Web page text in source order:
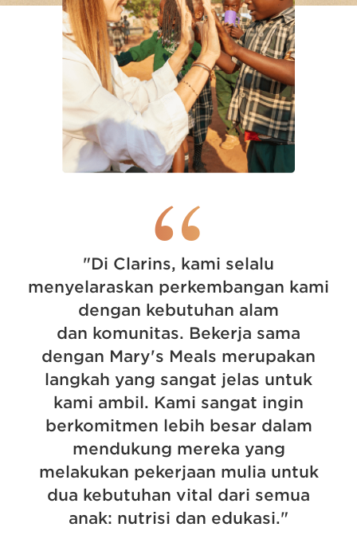
“
"Di Clarins, kami selalu
menyelaraskan perkembangan kami
dengan kebutuhan alam
dan komunitas. Bekerja sama
dengan Mary's Meals merupakan
langkah yang sangat jelas untuk
kami ambil. Kami sangat ingin
berkomitmen lebih besar dalam
mendukung mereka yang
melakukan pekerjaan mulia untuk
dua kebutuhan vital dari semua
anak: nutrisi dan edukasi."